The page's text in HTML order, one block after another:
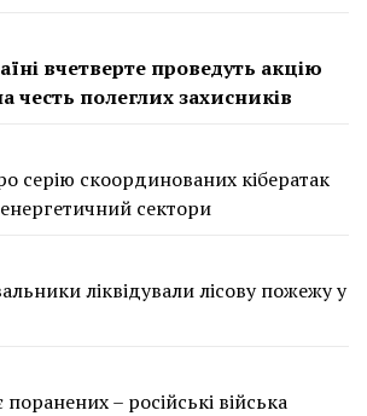
вчетверте проведуть акцію
честь полеглих захисників
серію скоординованих кібератак
сектори
ліквідували лісову пожежу у
– російські війська